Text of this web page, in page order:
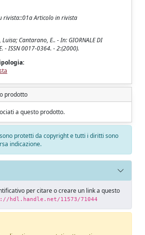
rivista::01a Articolo in rivista
Cantarano, E.. - In: GIORNALE DI
- ISSN 0017-0364. - 2:(2000).
prodotto
a questo prodotto.
protetti da copyright e tutti i diritti sono
indicazione.
per citare o creare un link a questo
hdl.handle.net/11573/71044